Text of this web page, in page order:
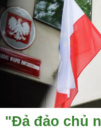
"Đả đảo chủ